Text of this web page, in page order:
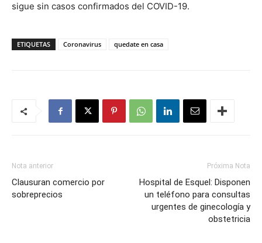
sigue sin casos confirmados del COVID-19.
ETIQUETAS Coronavirus quedate en casa
Nota anterior
Clausuran comercio por
sobreprecios
Próxima Nota
Hospital de Esquel: Disponen
un teléfono para consultas
urgentes de ginecología y
obstetricia